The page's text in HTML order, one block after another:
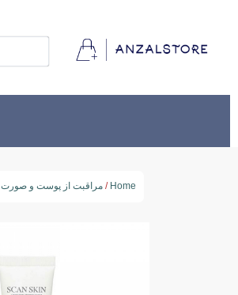
Home
/مراقبت از پوست و صورت